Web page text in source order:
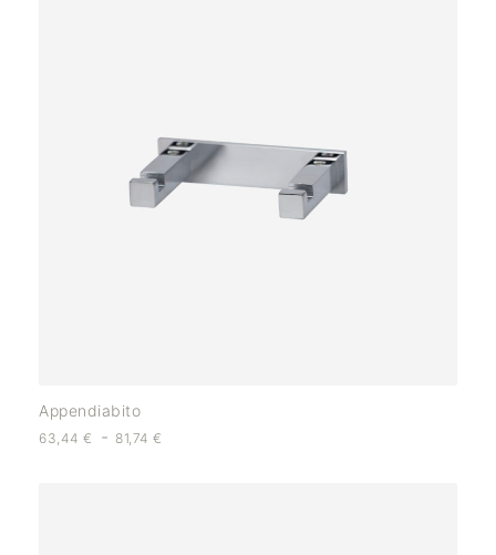
Appendiabito
63,44 € - 81,74€